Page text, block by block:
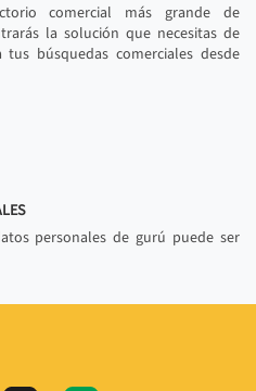
comercial más grande de
la solución que necesitas de
búsquedas comerciales desde
personales de gurú puede ser